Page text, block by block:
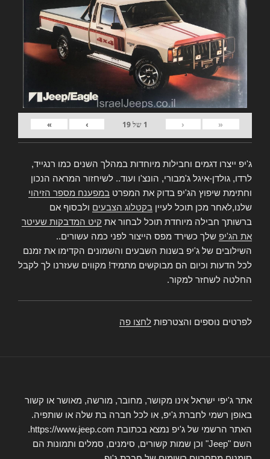
«
‹
1 של19
›
»
ג'יפ ייצרו דגמים וחבילות מיוחדות במהלך השנים כמו רנגייד,
לרדו, גולדן-איגל ג'מבורי, הונצ'ו ועוד.. לשיחזור המראה הנכון
וחתימת שיפוץ הג'יפ בדוק את המפרט במפענח מספר הזיהוי
שלנו,לאחר מכן תוכל לעיין בקטלוג הצבעים ולבסוף אם
ברשותך חבילה מיוחדת תוכל לבחור את קיט המדבקות שעיטר
את הג'יפ שלך כשירד מפס הייצור לפני כמה עשורים..
השילובים של ג'יפ בשנות השבעים והשמונים הקדימו את זמנם
לכל הדעות וכיום הם מבוקשים מתמיד! מקווים שעזרנו לך לקבל
החלטה לשחזר למקור.
לפרטים נוספים והצטרפות לחצו פה
אתר ג'יפי ישראל אינו מקושר, מחובר, מורשה, מאושר או קשור
באופן רשמי לחברת ג'יפ, או לכל חברה בת שלה או שותפיה.
האתר הרשמי של ג'יפ נמצא בכתובת https://www.jeep.com.
השם "Jeep" וכן שמות קשורים, סימנים, סמלים ותמונות הם